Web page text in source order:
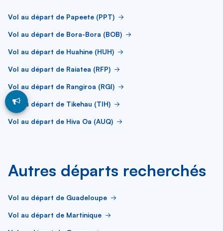
Vol au départ de Papeete (PPT)
Vol au départ de Bora-Bora (BOB)
Vol au départ de Huahine (HUH)
Vol au départ de Raiatea (RFP)
Vol au départ de Rangiroa (RGI)
Vol au départ de Tikehau (TIH)
Vol au départ de Hiva Oa (AUQ)
Autres départs recherchés
Vol au départ de Guadeloupe
Vol au départ de Martinique